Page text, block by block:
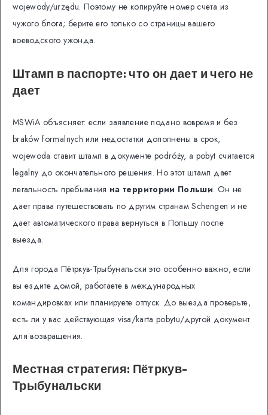
wojewody/urzędu. Поэтому не копируйте номер счета из
чужого блога; берите его только со страницы вашего
воеводского ужонда.
Штамп в паспорте: что он дает и чего не
дает
MSWiA объясняет: если заявление подано вовремя и без
braków formalnych или недостатки дополнены в срок,
wojewoda ставит штамп в документе podróży, а pobyt считается
legalny до окончательного решения. Но этот штамп дает
легальность пребывания на территории Польши. Он не
дает права путешествовать по другим странам Schengen и не
дает автоматического права вернуться в Польшу после
выезда.
Для города Пётркув-Трыбунальски это особенно важно, если
вы ездите домой, работаете в международных
командировках или планируете отпуск. До выезда проверьте,
есть ли у вас действующая visa/karta pobytu/другой документ
для возвращения.
Местная стратегия: Пётркув-
Трыбунальски